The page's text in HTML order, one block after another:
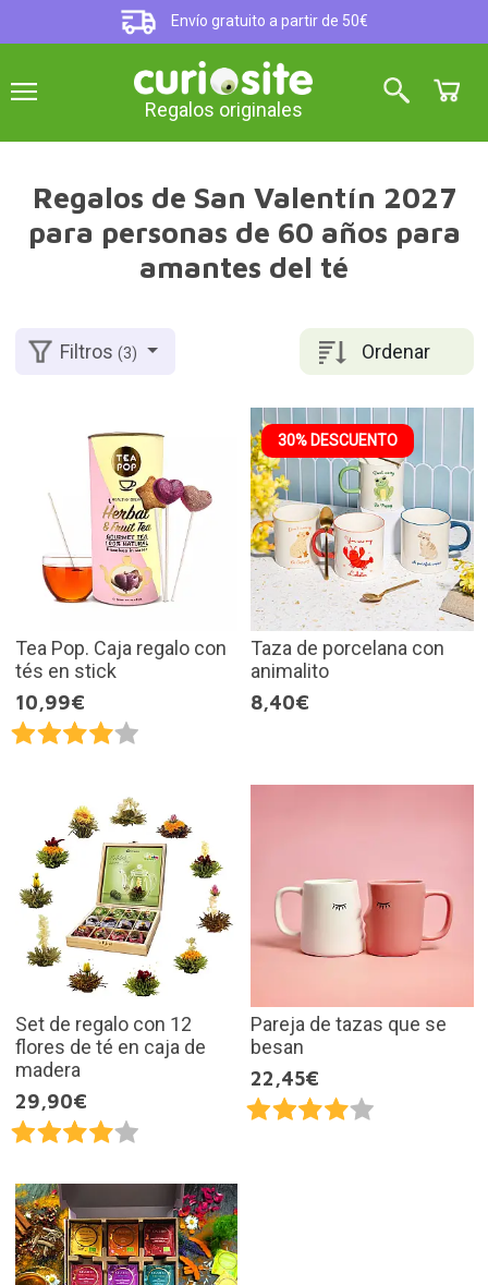
Envío gratuito a partir de 50€
Regalos originales
Regalos de San Valentín 2027
para personas de 60 años para
amantes del té
Ordenar
Filtros(3)
Tea Pop. Caja regalo con
tés en stick
10,99€
30% DESCUENTO
Taza de porcelana con
animalito
8,40€
Set de regalo con 12
flores de té en caja de
madera
29,90€
Pareja de tazas que se
besan
22,45€